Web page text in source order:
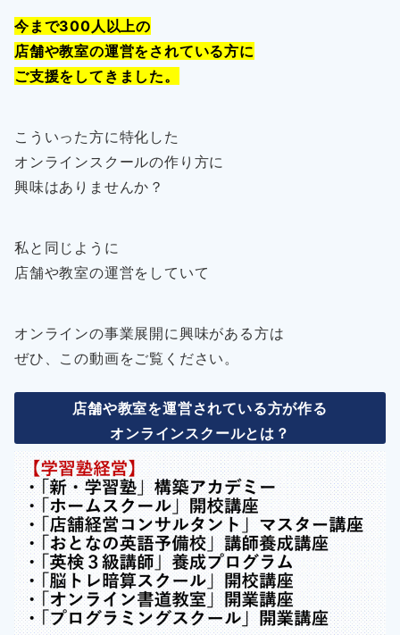
今まで300人以上の
店舗や教室の運営をされている方に
ご支援をしてきました。
こういった方に特化した
オンラインスクールの作り方に
興味はありませんか？
私と同じように
店舗や教室の運営をしていて
オンラインの事業展開に興味がある方は
ぜひ、この動画をご覧ください。
店舗や教室を運営されている方が作る
オンラインスクールとは？